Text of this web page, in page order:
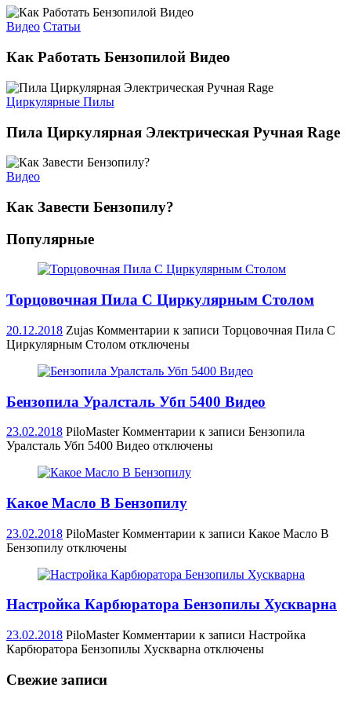
Видео Статьи
Как Работать Бензопилой Видео
Циркулярные Пилы
Пила Циркулярная Электрическая Ручная Rage
Видео
Как Завести Бензопилу?
Популярные
Торцовочная Пила С Циркулярным Столом
20.12.2018 Zujas Комментарии к записи Торцовочная Пила С
Циркулярным Столом отключены
Бензопила Уралсталь Убп 5400 Видео
23.02.2018 PiloMaster Комментарии к записи Бензопила
Уралсталь Убп 5400 Видео отключены
Какое Масло В Бензопилу
23.02.2018 PiloMaster Комментарии к записи Какое Масло В
Бензопилу отключены
Настройка Карбюратора Бензопилы Хускварна
23.02.2018 PiloMaster Комментарии к записи Настройка
Карбюратора Бензопилы Хускварна отключены
Свежие записи